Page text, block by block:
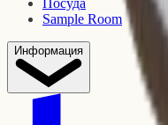
Sample Room
Информация